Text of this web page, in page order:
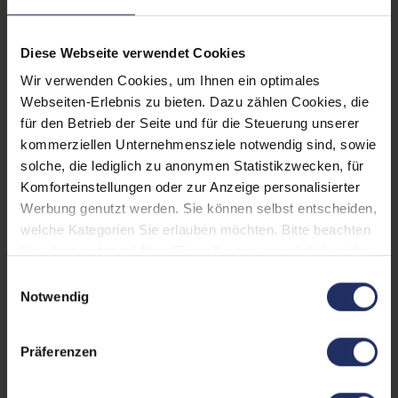
Diese Webseite verwendet Cookies
Wir verwenden Cookies, um Ihnen ein optimales
Webseiten-Erlebnis zu bieten. Dazu zählen Cookies, die
für den Betrieb der Seite und für die Steuerung unserer
kommerziellen Unternehmensziele notwendig sind, sowie
solche, die lediglich zu anonymen Statistikzwecken, für
Komforteinstellungen oder zur Anzeige personalisierter
Werbung genutzt werden. Sie können selbst entscheiden,
welche Kategorien Sie erlauben möchten. Bitte beachten
Weitere Informationen finden Sie in
Notwendig
Präferenzen
GHz
CPU Generation: 8
Datenspeicher: 1 TB SSD
Arbeitsspeicher: 16 GB DDR4
LTE: Nein
Tastaturbeleuchtung:
Windows 11 Professional